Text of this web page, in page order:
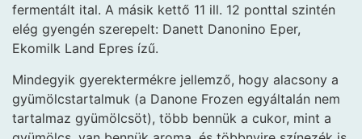
fermentált ital. A másik kettő 11 ill. 12 ponttal szintén
elég gyengén szerepelt: Danett Danonino Eper,
Ekomilk Land Epres ízű.
Mindegyik gyerektermékre jellemző, hogy alacsony a
gyümölcstartalmuk (a Danone Frozen egyáltalán nem
tartalmaz gyümölcsöt), több bennük a cukor, mint a